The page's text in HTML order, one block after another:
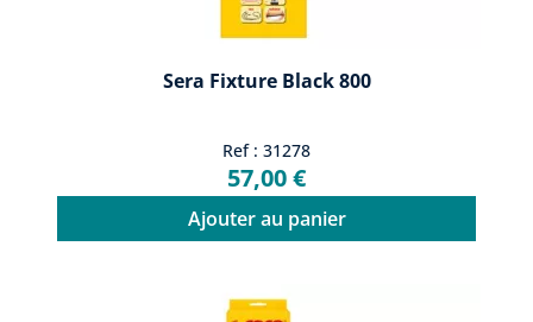
Sera Fixture Black 800
Ref : 31278
57,00 €
Ajouter au panier